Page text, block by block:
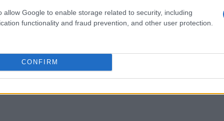
allow Google to enable storage related to security, including
functionality and fraud prevention, and other user protection.
CONFIRM